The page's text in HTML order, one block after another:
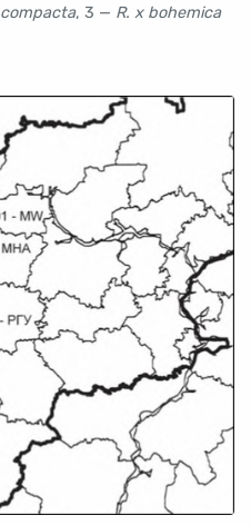
compacta, 3 — R. x bohemica